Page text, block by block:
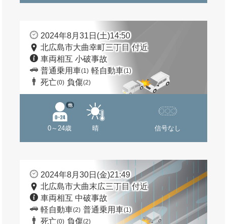
2024年8月31日(土)14:50
北広島市大曲幸町三丁目 付近
車両相互 小破事故
普通乗用車(1) 軽自動車(1)
死亡(0) 負傷(2)
0～24歳
他
晴 信号なし
2024年8月30日(金)21:49
北広島市大曲末広三丁目 付近
車両相互 中破事故
軽自動車(2) 普通乗用車(1)
死亡(0) 負傷(2)